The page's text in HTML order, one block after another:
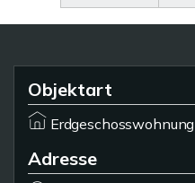
Objektart
Erdgeschosswohnung
Adresse